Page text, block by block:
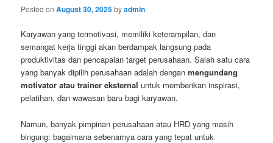
Posted onAugust 30, 2025byadmin
Karyawan yang termotivasi, memiliki keterampilan, dan
semangat kerja tinggi akan berdampak langsung pada
produktivitas dan pencapaian target perusahaan. Salah satu cara
yang banyak dipilih perusahaan adalah denganmengundang
motivator atau trainer eksternal untuk memberikan inspirasi,
pelatihan, dan wawasan baru bagi karyawan.
Namun, banyak pimpinan perusahaan atau HRD yang masih
bingung: bagaimana sebenarnya cara yang tepat untuk